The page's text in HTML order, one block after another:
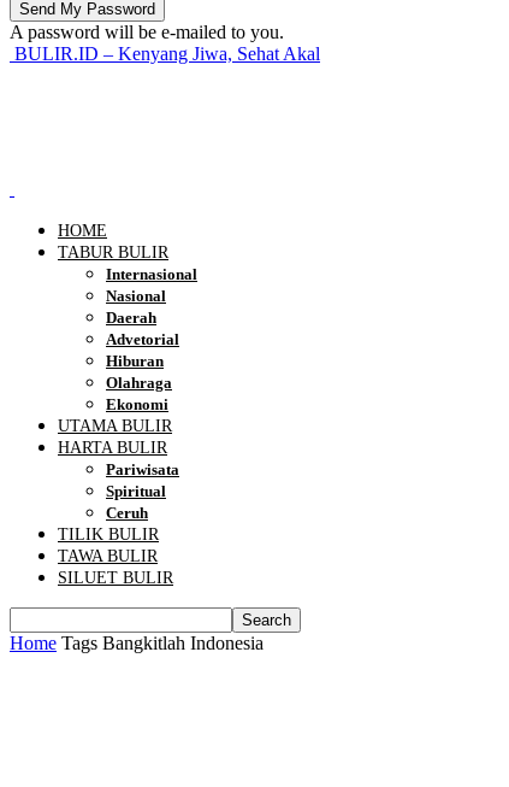
A password will be e-mailed to you.
BULIR.ID – Kenyang Jiwa, Sehat Akal
HOME
TABUR BULIR
Internasional
Nasional
Daerah
Advetorial
Hiburan
Olahraga
Ekonomi
UTAMA BULIR
HARTA BULIR
Pariwisata
Spiritual
Ceruh
TILIK BULIR
TAWA BULIR
SILUET BULIR
Home Tags Bangkitlah Indonesia